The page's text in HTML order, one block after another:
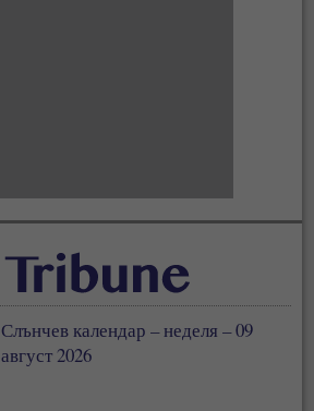
Слънчев календар – неделя – 09
август 2026